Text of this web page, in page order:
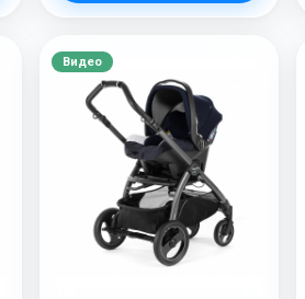
Видео